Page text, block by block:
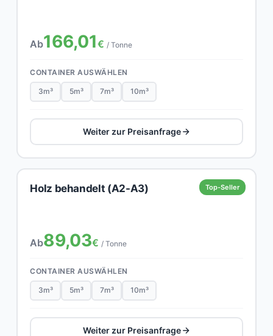
Ab166,01€ / Tonne
CONTAINER AUSWÄHLEN
3m³ 5m³ 7m³ 10m³
Weiter zur Preisanfrage
Top-Seller
Holz behandelt (A2-A3)
Ab89,03€ / Tonne
CONTAINER AUSWÄHLEN
3m³ 5m³ 7m³ 10m³
Weiter zur Preisanfrage